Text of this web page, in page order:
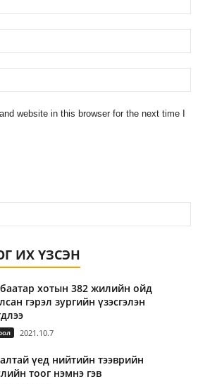
website in this browser for the next time I
ИХ ҮЗСЭН
хотын 382 жилийн ойд
гэрэл зургийн үзэсгэлэн
2021.10.7
үед нийтийн тээврийн
тоог нэмнэ гэв